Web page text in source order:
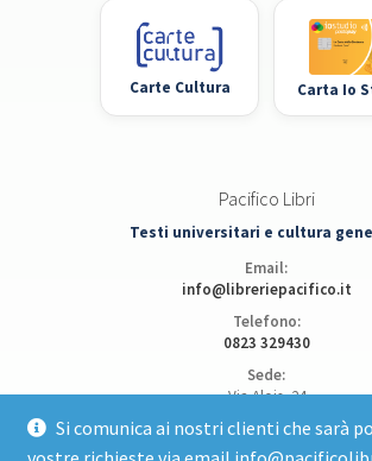
Si comunica ai nostri clienti che sarà
Carte Cultura Carta Io
Pacifico Libri
Testi universitari e cultura
Email:
info@libreriepacifico.it
Telefono:
0823 329430
Sede:
Via Alois, 24
81100 Caserta